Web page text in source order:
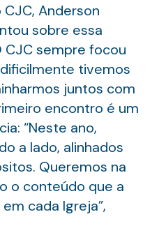
Anderson
sobre essa
CJC sempre focou
tivemos
juntos com
encontro é um
“Neste ano,
a lado, alinhados
Queremos na
o conteúdo que a
cada Igreja”,